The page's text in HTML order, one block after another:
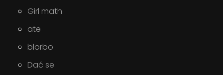
Girl math
ate
blorbo
Dać se